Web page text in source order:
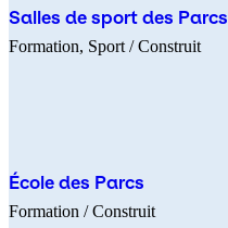
Salles de sport des Parcs
Formation Sport / Construit
École des Parcs
Formation / Construit